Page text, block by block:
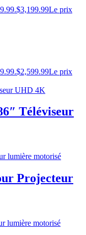
$3,199.99Le prix
$2,599.99Le prix
Téléviseur
Projecteur